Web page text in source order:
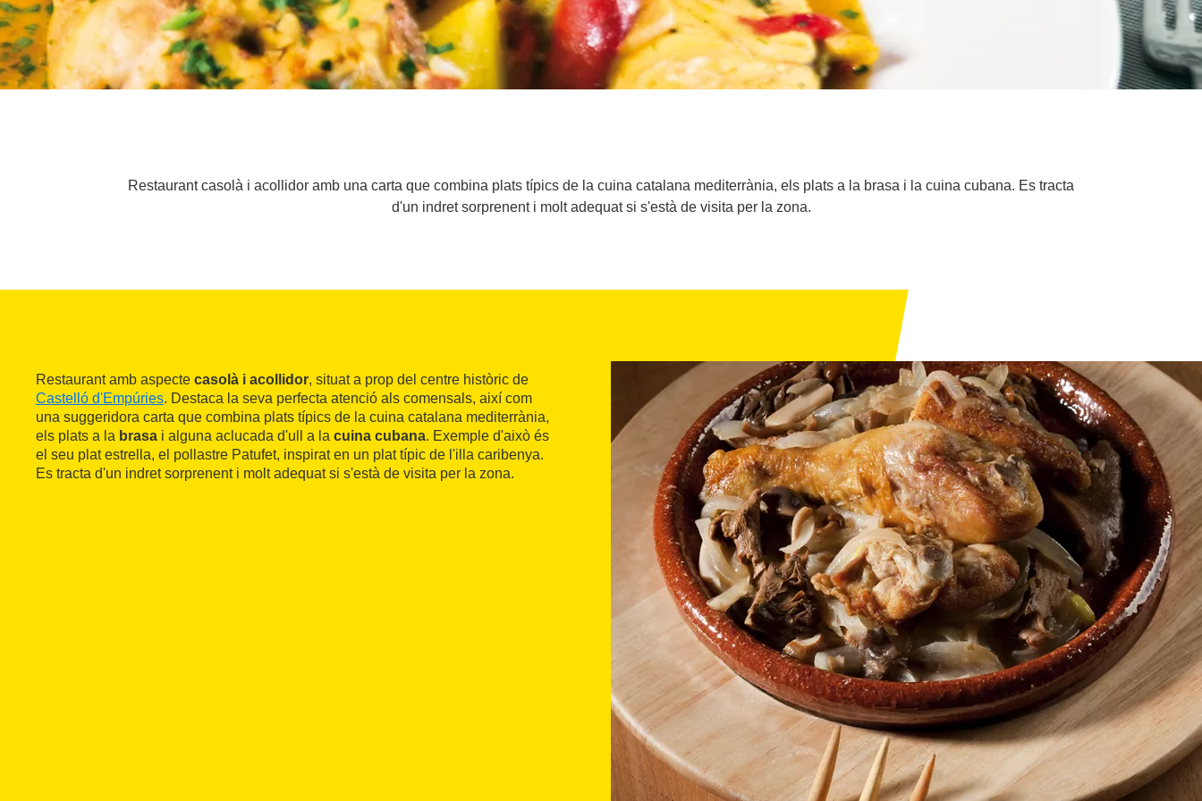
Restaurant casolà i acollidor amb una carta que combina plats típics de la cuina catalana mediterrània, els plats a la brasa i la cuina cubana. Es tracta
d'un indret sorprenent i molt adequat si s'està de visita per la zona.
Restaurant amb aspecte casolà i acollidor, situat a prop del centre històric de
Castelló d'Empúries. Destaca la seva perfecta atenció als comensals, així com
una suggeridora carta que combina plats típics de la cuina catalana mediterrània,
els plats a la brasa i alguna aclucada d'ull a la cuina cubana. Exemple d'això és
el seu plat estrella, el pollastre Patufet, inspirat en un plat típic de l'illa caribenya.
Es tracta d'un indret sorprenent i molt adequat si s'està de visita per la zona.